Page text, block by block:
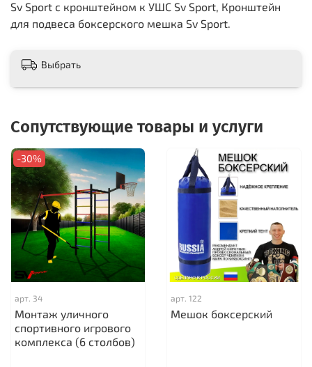
Sv Sport c кронштейном к УШС Sv Sport, Кронштейн
для подвеса боксерского мешка Sv Sport.
Выбрать
Сопутствующие товары и услуги
-30%
арт. 34
Монтаж уличного
спортивного игрового
комплекса (6 столбов)
арт. 122
Мешок боксерский